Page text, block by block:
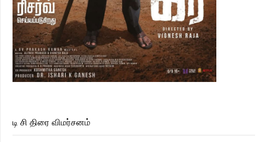
டி சி திரை விமர்சனம்